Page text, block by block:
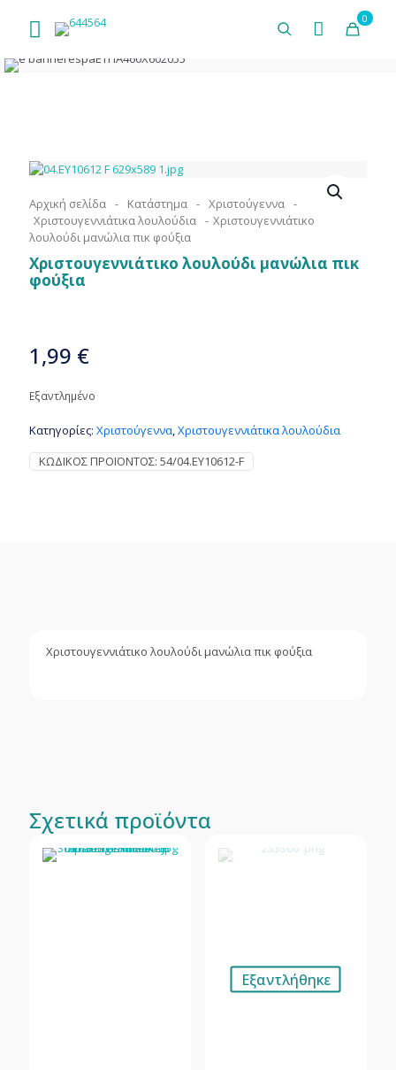
0
Αρχική σελίδα - Κατάστημα - Χριστούγεννα -
Χριστουγεννιάτικα λουλούδια - Χριστουγεννιάτικο
λουλούδι μανώλια πικ φούξια
Χριστουγεννιάτικο λουλούδι μανώλια πικ
φούξια
1,99 €
Εξαντλημένο
Κατηγορίες: Χριστούγεννα,Χριστουγεννιάτικα λουλούδια
ΚΩΔΙΚΌΣ ΠΡΟΪΌΝΤΟΣ: 54/04.EY10612-F
Χριστουγεννιάτικο λουλούδι μανώλια πικ φούξια
Σχετικά προϊόντα
Εξαντλήθηκε